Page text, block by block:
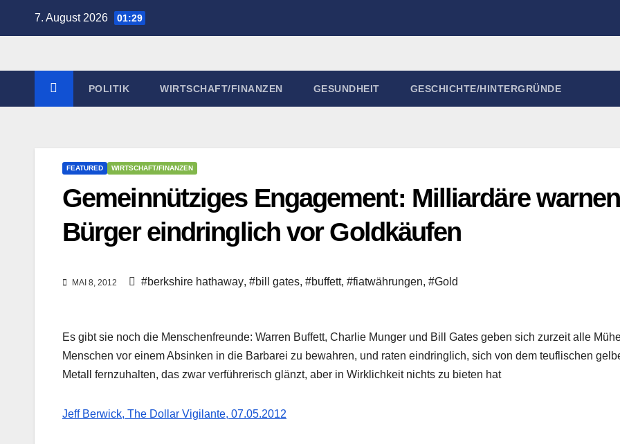
7. August 2026 01:29
POLITIK WIRTSCHAFT/FINANZEN GESUNDHEIT GESCHICHTE/HINTERGRÜNDE
FEATURED WIRTSCHAFT/FINANZEN
Gemeinnütziges Engagement: Milliardäre warnen
Bürger eindringlich vor Goldkäufen
MAI 8, 2012 #berkshire hathaway, #bill gates, #buffett, #fiatwährungen, #Gold
Es gibt sie noch die Menschenfreunde: Warren Buffett, Charlie Munger und Bill Gates geben sich zurzeit alle
Menschen vor einem Absinken in die Barbarei zu bewahren, und raten eindringlich, sich von dem teuflischen
Metall fernzuhalten, das zwar verführerisch glänzt, aber in Wirklichkeit nichts zu bieten hat
Jeff Berwick, The Dollar Vigilante, 07.05.2012